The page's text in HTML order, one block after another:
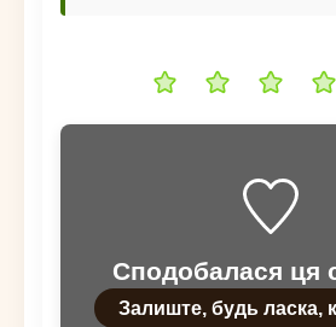
Сподобалася ця
Залиште, будь ласка,